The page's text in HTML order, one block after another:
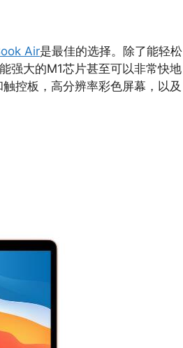
Air是最佳的选择。除了能轻松
强大的M1芯片甚至可以非常快地
控板，高分辨率彩色屏幕，以及